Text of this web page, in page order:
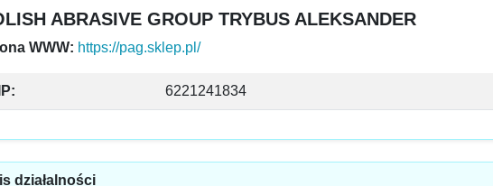
ABRASIVE GROUP TRYBUS ALEKSANDER
WWW: https://pag.sklep.pl/
6221241834
działalności